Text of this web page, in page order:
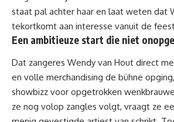
staat pal achter haar en laat weten dat
tekortkomt aan interesse vanuit de
Een ambitieuze start die niet
Dat zangeres Wendy van Hout direct
en volle merchandising de bühne
showbizz voor opgetrokken
ze nog volop zangles volgt, vraagt ze